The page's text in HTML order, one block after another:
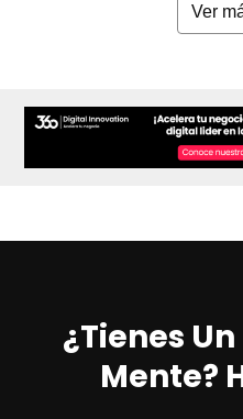
Ver
¿Tienes
Mente?